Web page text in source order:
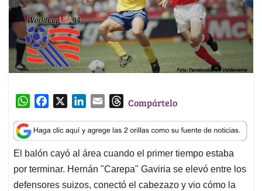
W
a
t
s
A
p
c
e
b
o
o
n
k
e
d
I
a
i
l
T
r
e
a
d
s
Compártelo
El balón cayó al área cuando el primer tiempo estaba
por terminar. Hernán "Carepa" Gaviria se elevó entre los
defensores suizos, conectó el cabezazo y vio cómo la